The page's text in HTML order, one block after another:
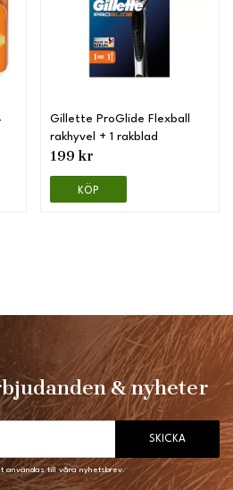
Gillette ProGlide Flexball
rakhyvel + 1 rakblad
199 kr
KÖP
& nyheter
SKICKA
användas till våra nyhetsbrev.